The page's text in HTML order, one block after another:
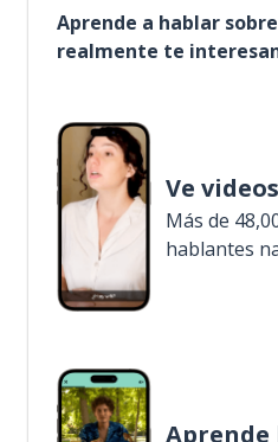
Aprende a hablar
realmente te
Ve videos
Más de
hablantes
Aprende